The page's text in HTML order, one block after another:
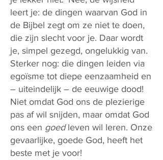
leert je: de dingen waarvan God in
de Bijbel zegt om ze niet te doen,
die zijn slecht voor je. Daar wordt
je, simpel gezegd, ongelukkig van.
Sterker nog: die dingen leiden via
egoïsme tot diepe eenzaamheid en
– uiteindelijk – de eeuwige dood!
Niet omdat God ons de plezierige
pas af wil snijden, maar omdat God
ons een goed leven wil leren. Onze
gevaarlijke, goede God, heeft het
beste met je voor!